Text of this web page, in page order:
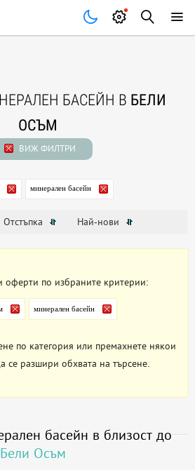
БАСЕЙН В БЕЛИ
ОСЪМ
ВИЖ ФИЛТРИ
минерален басейн
Отстъпка Най-нови
оферти по избраните критерии:
минерален басейн
по категория или премахнете някои
се разшири обхвата на търсене.
басейн в близост до
Бели Осъм